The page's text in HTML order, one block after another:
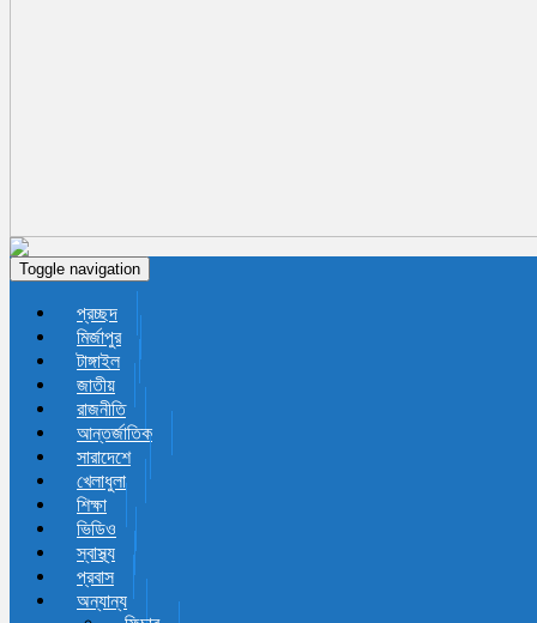
Toggle navigation
প্রচ্ছদ
মির্জাপুর
টাঙ্গাইল
জাতীয়
রাজনীতি
আন্তর্জাতিক
সারাদেশে
খেলাধুলা
শিক্ষা
ভিডিও
স্বাস্থ্য
প্রবাস
অন্যান্য